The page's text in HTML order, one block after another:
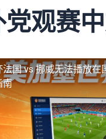
观赛
国 vs 挪威无法播放在
南